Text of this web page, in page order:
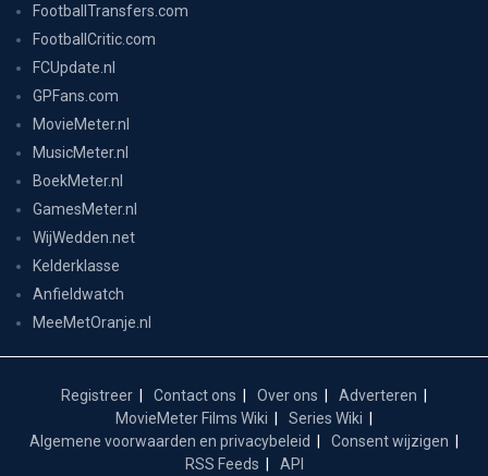
FootballTransfers.com
FootballCritic.com
FCUpdate.nl
GPFans.com
MovieMeter.nl
MusicMeter.nl
BoekMeter.nl
GamesMeter.nl
WijWedden.net
Kelderklasse
Anfieldwatch
MeeMetOranje.nl
Registreer Contact ons Over ons
Adverteren
MovieMeter Films Wiki
Series Wiki
Algemene voorwaarden en privacybeleid
Consent wijzigen
RSS Feeds
API